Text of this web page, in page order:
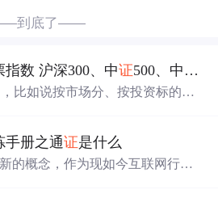
到底了——
数 沪深300、中证500、中 证
比如说按市场分、按投资标的
股票，以反映全市场的状况，最
上证指数、深证指数，其是观察
手册之通证是什么
的概念，作为现如今互联网行业